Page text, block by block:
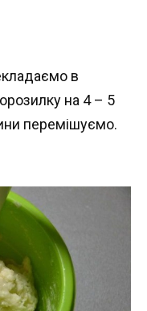
в
на 4 – 5
перемішуємо.